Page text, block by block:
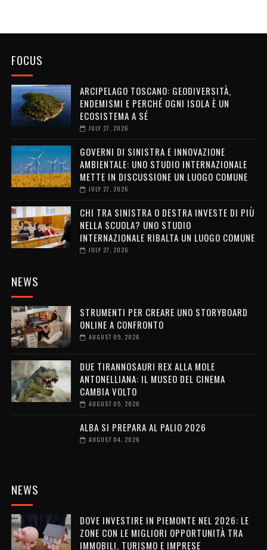
FOCUS
ARCIPELAGO TOSCANO: GEODIVERSITÀ,
ENDEMISMI E PERCHÉ OGNI ISOLA È UN
ECOSISTEMA A SÉ
JULY 27, 2026
GOVERNI DI SINISTRA E INNOVAZIONE
AMBIENTALE: UNO STUDIO INTERNAZIONALE
METTE IN DISCUSSIONE UN LUOGO COMUNE
JULY 27, 2026
CHI TRA SINISTRA O DESTRA INVESTE DI PIÙ
NELLA SCUOLA? UNO STUDIO
INTERNAZIONALE RIBALTA UN LUOGO COMUNE
JULY 27, 2026
NEWS
STRUMENTI PER CREARE UNO STORYBOARD
ONLINE A CONFRONTO
AUGUST 05, 2026
DUE TIRANNOSAURI REX ALLA MOLE
ANTONELLIANA: IL MUSEO DEL CINEMA
CAMBIA VOLTO
AUGUST 05, 2026
ALBA SI PREPARA AL PALIO 2026
AUGUST 04, 2026
NEWS
DOVE INVESTIRE IN PIEMONTE NEL 2026: LE
ZONE CON LE MIGLIORI OPPORTUNITÀ TRA
IMMOBILI, TURISMO E IMPRESE